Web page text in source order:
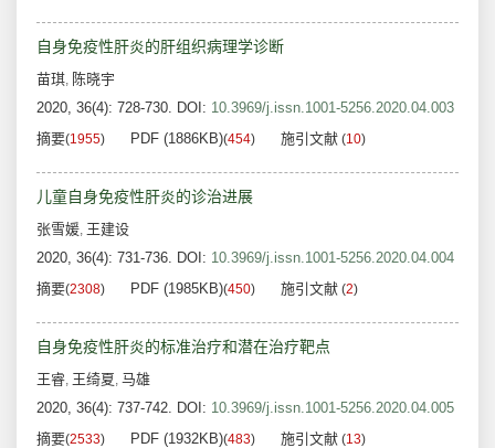
自身免疫性肝炎的肝组织病理学诊断
苗琪, 陈晓宇
2020, 36(4): 728-730. DOI: 10.3969/j.issn.1001-5256.2020.04.003
摘要(1955) PDF (1886KB)(454) 施引文献 (10)
儿童自身免疫性肝炎的诊治进展
张雪媛, 王建设
2020, 36(4): 731-736. DOI: 10.3969/j.issn.1001-5256.2020.04.004
摘要(2308) PDF (1985KB)(450) 施引文献 (2)
自身免疫性肝炎的标准治疗和潜在治疗靶点
王睿, 王绮夏, 马雄
2020, 36(4): 737-742. DOI: 10.3969/j.issn.1001-5256.2020.04.005
摘要(2533) PDF (1932KB)(483) 施引文献 (13)